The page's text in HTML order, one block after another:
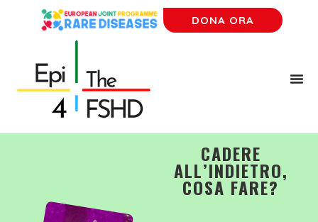
DONA ORA
CADERE
ALL’INDIETRO,
COSA FARE?